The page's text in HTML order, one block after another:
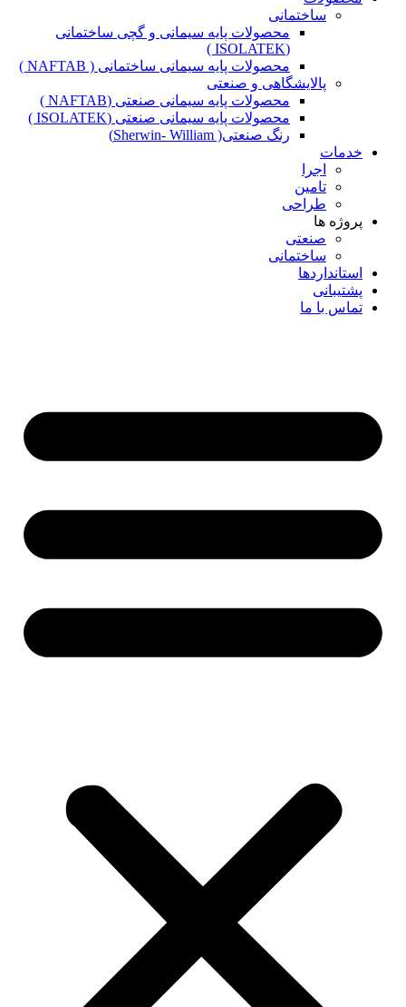
ساختمانی
محصولات پایه سیمانی و گچی ساختمانی
(ISOLATEK )
محصولات پایه سیمانی ساختمانی ( NAFTAB )
پالایشگاهی و صنعتی
محصولات پایه سیمانی صنعتی (NAFTAB )
محصولات پایه سیمانی صنعتی (ISOLATEK )
رنگ صنعتی( Sherwin- William)
خدمات
اجرا
تامین
طراحی
پروژه ها
صنعتی
ساختمانی
استانداردها
پشتیبانی
تماس با ما